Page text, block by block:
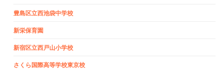
豊島区立西池袋中学校
新栄保育園
新宿区立西戸山小学校
さくら国際高等学校東京校